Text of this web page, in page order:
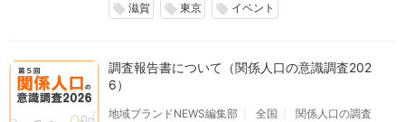
local_offer 滋賀 local_offer 東京 local_offer イベント
調査報告書について（関係人口の意識調査202
6）
地域ブランドNEWS編集部 全国
関係人口の調査